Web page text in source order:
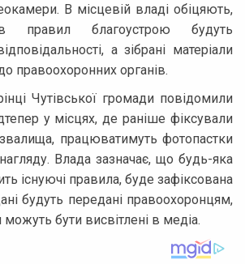
В місцевій владі обіцяють,
правил благоустрою будуть
а зібрані матеріали
правоохоронних органів.
Чутівської громади повідомили
у місцях, де раніше фіксували
звалища, працюватимуть фотопастки
Влада зазначає, що будь-яка
існуючі правила, буде зафіксована
будуть передані правоохоронцям,
бути висвітлені в медіа.